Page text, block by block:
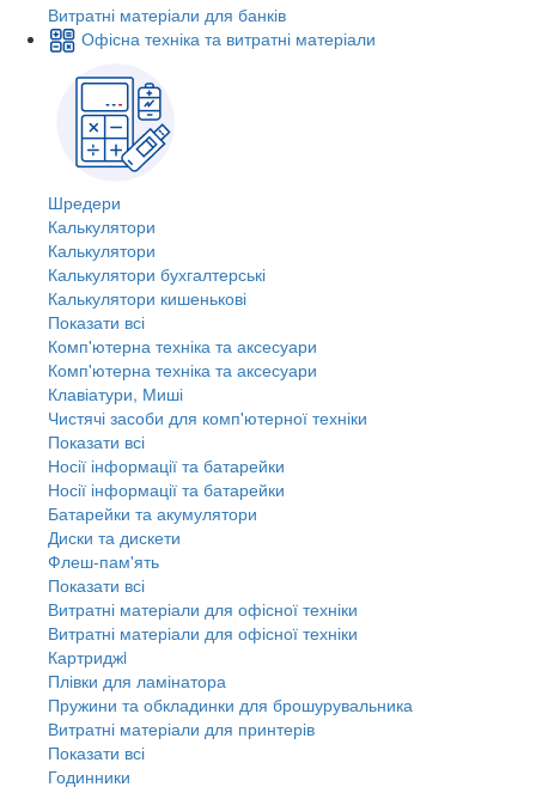
Витратні матеріали для банків
Офісна техніка та витратні матеріали
Шредери
Калькулятори
Калькулятори
Калькулятори бухгалтерські
Калькулятори кишенькові
Показати всі
Комп'ютерна техніка та аксесуари
Комп'ютерна техніка та аксесуари
Клавіатури, Миші
Чистячі засоби для комп'ютерної техніки
Показати всі
Носії інформації та батарейки
Носії інформації та батарейки
Батарейки та акумулятори
Диски та дискети
Флеш-пам'ять
Показати всі
Витратні матеріали для офісної техніки
Витратні матеріали для офісної техніки
Картриджi
Плівки для ламінатора
Пружини та обкладинки для брошурувальника
Витратні матеріали для принтерів
Показати всі
Годинники